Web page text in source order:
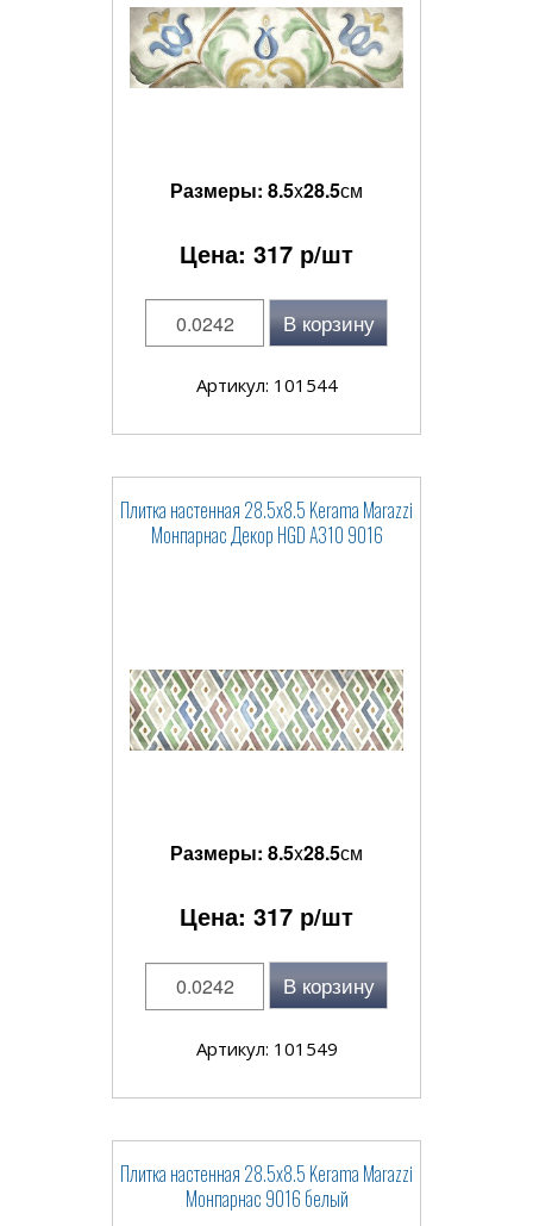
Размеры: 8.5x28.5см
Цена: 317 р/шт
В корзину
Артикул: 101544
Плитка настенная 28.5x8.5 Kerama Marazzi
Монпарнас Декор HGD A310 9016
Размеры: 8.5x28.5см
Цена: 317 р/шт
В корзину
Артикул: 101549
Плитка настенная 28.5x8.5 Kerama Marazzi
Монпарнас 9016 белый